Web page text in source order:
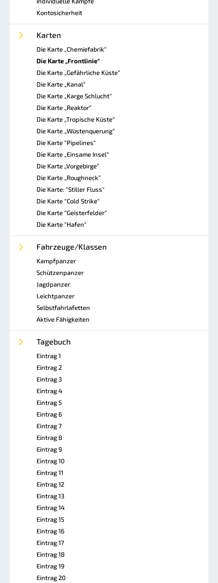
Kontosicherheit
Karten
Die Karte „Chemiefabrik“
Die Karte „Frontlinie“
Die Karte „Gefährliche Küste“
Die Karte „Kanal“
Die Karte „Karge Schlucht“
Die Karte „Reaktor“
Die Karte „Tropische Küste“
Die Karte „Wüstenquerung“
Die Karte "Pipelines"
Die Karte „Einsame Insel“
Die Karte „Vorgebirge”
Die Karte „Roughneck”
Die Karte: "Stiller Fluss"
Die Karte "Cold Strike"
Die Karte “Geisterfelder"
Die Karte "Hafen"
Fahrzeuge/Klassen
Kampfpanzer
Schützenpanzer
Jagdpanzer
Leichtpanzer
Selbstfahrlafetten
Aktive Fähigkeiten
Tagebuch
Eintrag 1
Eintrag 2
Eintrag 3
Eintrag 4
Eintrag 5
Eintrag 6
Eintrag 7
Eintrag 8
Eintrag 9
Eintrag 10
Eintrag 11
Eintrag 12
Eintrag 13
Eintrag 14
Eintrag 15
Eintrag 16
Eintrag 17
Eintrag 18
Eintrag 19
Eintrag 20